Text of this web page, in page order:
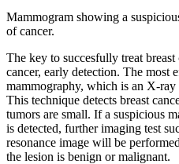
Mammogram showing a
of cancer.
The key to succesfully treat
cancer, early detection. The most
mammography, which is an X-ray
This technique detects breast
tumors are small. If a suspicious
is detected, further imaging test
resonance image will be
the lesion is benign or malignant.